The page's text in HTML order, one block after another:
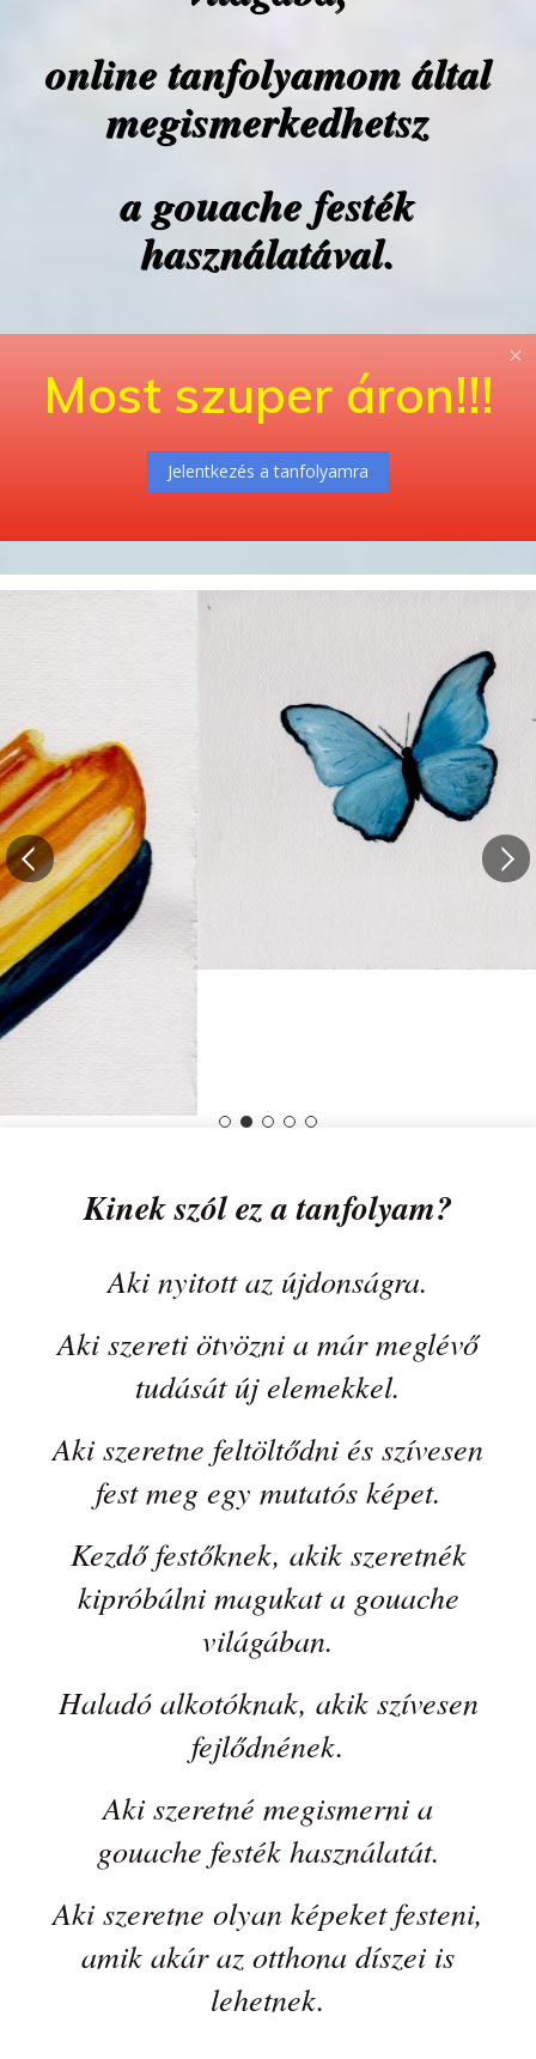
online tanfolyamom által
megismerkedhetsz
a gouache festék
használatával.
Most szuper áron!!!
Jelentkezés a tanfolyamra
Kinek szól ez a tanfolyam?
Aki nyitott az újdonságra.
Aki szereti ötvözni a már meglévő
tudását új elemekkel.
Aki szeretne feltöltődni és szívesen
fest meg egy mutatós képet.
Kezdő festőknek, akik szeretnék
kipróbálni magukat a gouache
világában.
Haladó alkotóknak, akik szívesen
fejlődnének.
Aki szeretné megismerni a
gouache festék használatát.
Aki szeretne olyan képeket festeni,
amik akár az otthona díszei is
lehetnek.